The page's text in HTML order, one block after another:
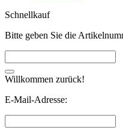
Schnellkauf
Bitte geben Sie die
Willkommen zurück!
E-Mail-Adresse: